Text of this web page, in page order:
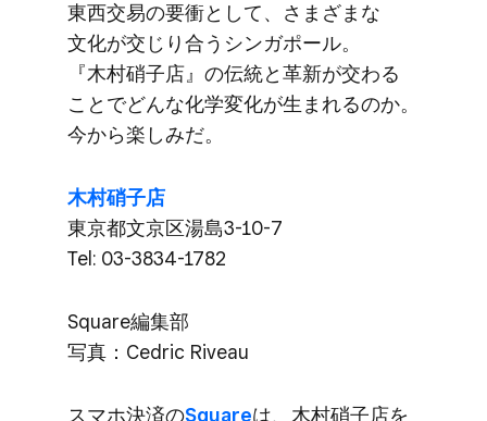
東西交易の​要衝と​して、​さまざまな​
文化が​交じり合う​シンガポール。​
『木村硝子店』の​伝統と​革新が​交わる​
ことで​どんな​化学変化が​生まれるのか。​
今から​楽しみだ。
木村硝子店
東京都文京区湯島3-10-7
Tel: 03-3834-1782
Square編集部​
写真：Cedric Riveau
スマホ決済の​Squareは、​木村硝子店を​